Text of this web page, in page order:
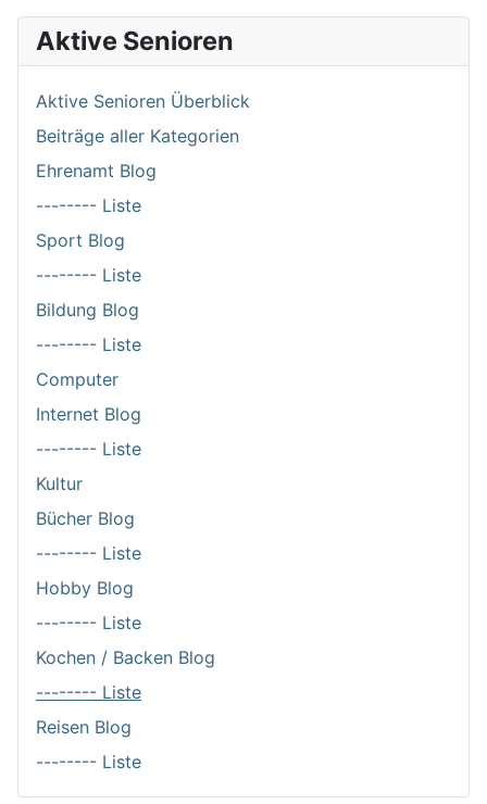
Aktive Senioren
Aktive Senioren Überblick
Beiträge aller Kategorien
Ehrenamt Blog
-------- Liste
Sport Blog
-------- Liste
Bildung Blog
-------- Liste
Computer
Internet Blog
-------- Liste
Kultur
Bücher Blog
-------- Liste
Hobby Blog
-------- Liste
Kochen / Backen Blog
-------- Liste
Reisen Blog
-------- Liste